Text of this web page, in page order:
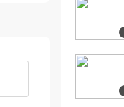
[8] 10(高
的花儿落
[9] 10(高
的花儿落